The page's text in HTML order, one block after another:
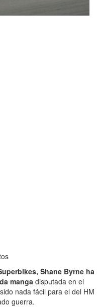
Shane Byrne ha
manga disputada en el
nada fácil para el del HM
guerra.